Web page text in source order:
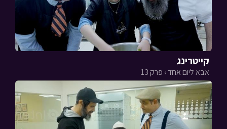
קייטרינג
אבא ליום אחד › פרק 13